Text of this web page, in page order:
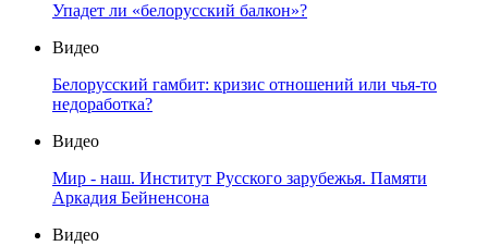
Упадет ли «белорусский балкон»?
Видео
Белорусский гамбит: кризис отношений или чья-то
недоработка?
Видео
Мир - наш. Институт Русского зарубежья. Памяти
Аркадия Бейненсона
Видео